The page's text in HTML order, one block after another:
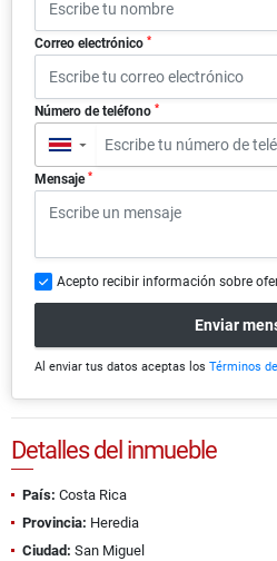
Correo electrónico *
Número de teléfono *
▼
Mensaje *
Acepto recibir información sobre
Enviar
Al enviar tus datos aceptas los Términos
Detalles del inmueble
País: Costa Rica
Provincia: Heredia
Ciudad: San Miguel